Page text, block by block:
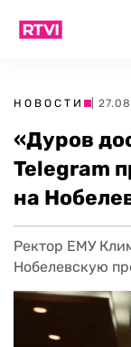
НОВОСТИ |
«Дуров
Telegram
на
Ректор ЕМУ
Нобелевскую